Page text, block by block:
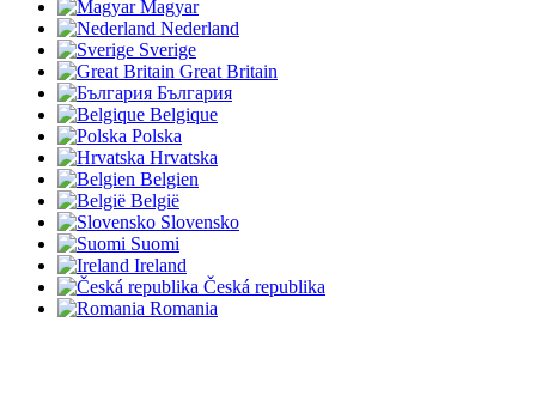
Magyar
Nederland
Sverige
Great Britain
България
Belgique
Polska
Hrvatska
Belgien
België
Slovensko
Suomi
Ireland
Česká republika
Romania